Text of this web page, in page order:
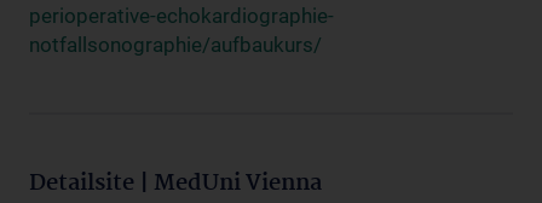
perioperative-echokardiographie-
notfallsonographie/aufbaukurs/
Detailsite | MedUni Vienna